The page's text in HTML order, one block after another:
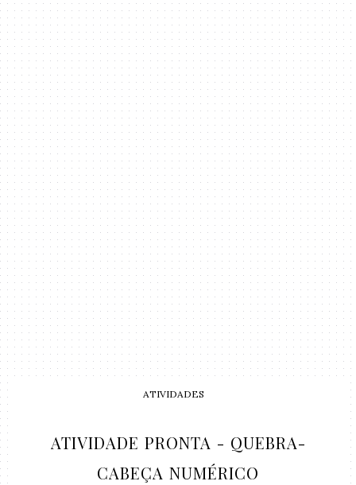
ATIVIDADES
ATIVIDADE PRONTA - QUEBRA-
CABEÇA NUMÉRICO